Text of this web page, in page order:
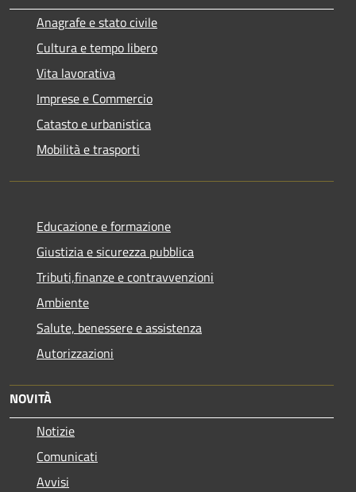
Anagrafe e stato civile
Cultura e tempo libero
Vita lavorativa
Imprese e Commercio
Catasto e urbanistica
Mobilità e trasporti
Educazione e formazione
Giustizia e sicurezza pubblica
Tributi,finanze e contravvenzioni
Ambiente
Salute, benessere e assistenza
Autorizzazioni
NOVITÀ
Notizie
Comunicati
Avvisi